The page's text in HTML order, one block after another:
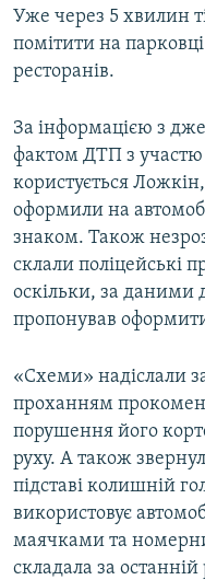
Уже через 5 хвилин
помітити на
ресторанів.
За інформацією з
фактом ДТП з участю
користується
оформили на
знаком. Також
склали поліцейські
оскільки, за даними
пропонував
«Схеми» надіслали
проханням
порушення його
руху. А також
підставі колишній
використовує
маячками та
складала за останній